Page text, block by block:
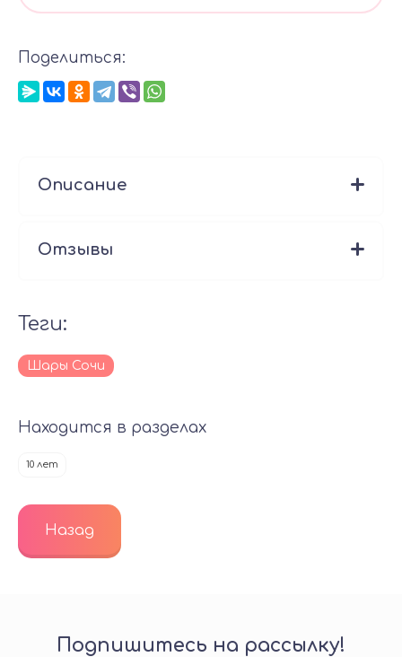
Поделиться:
Описание
Отзывы
теги:
Шары Сочи
Находится в разделах
10 лет
Назад
Подпишитесь на рассылку!